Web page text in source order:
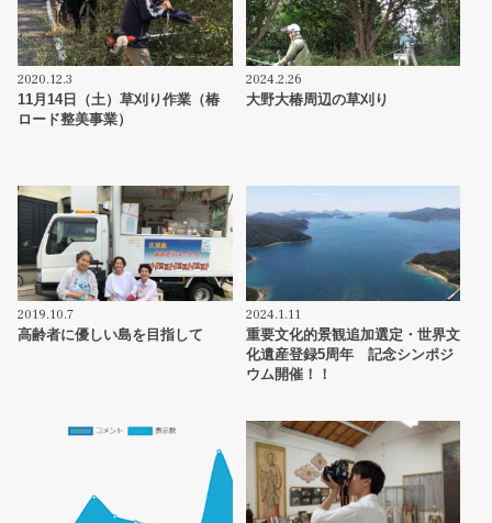
2020.12.3
11月14日（土）草刈り作業（椿
ロード整美事業）
2024.2.26
大野大椿周辺の草刈り
2019.10.7
高齢者に優しい島を目指して
2024.1.11
重要文化的景観追加選定・世界文
化遺産登録5周年 記念シンポジ
ウム開催！！